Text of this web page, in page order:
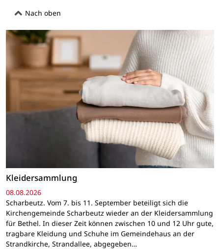
Nach oben
Kleidersammlung
08.08.2026
Scharbeutz. Vom 7. bis 11. September beteiligt sich die
Kirchengemeinde Scharbeutz wieder an der Kleidersammlung
für Bethel. In dieser Zeit können zwischen 10 und 12 Uhr gute,
tragbare Kleidung und Schuhe im Gemeindehaus an der
Strandkirche, Strandallee, abgegeben…